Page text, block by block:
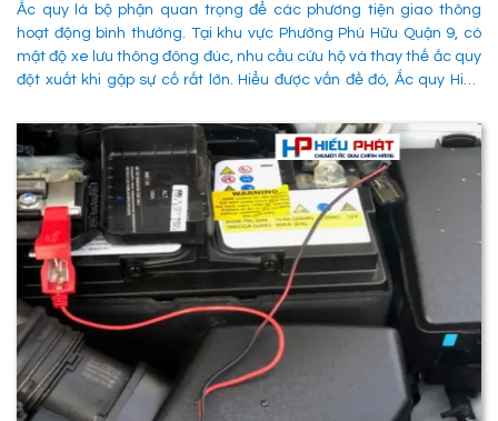
Ắc quy là bộ phận quan trọng để các phương tiện giao thông
hoạt động bình thường. Tại khu vực Phường Phú Hữu Quận 9, có
mật độ xe lưu thông đông đúc, nhu cầu cứu hộ và thay thế ắc quy
đột xuất khi gặp sự cố rất lớn. Hiểu được vấn đề đó, Ắc quy Hiếu
Hữu Quận 9 một cách nhanh chóng, chuyên nghiệp và đảm bảo
mọi hoạt động của các phương tiên giao thông không bị gián
đoạn. 1. Dịch vụ thay ắc quy tận nơi tại Phường Phú Hữu Quận 9
nhanh chóng, uy tín